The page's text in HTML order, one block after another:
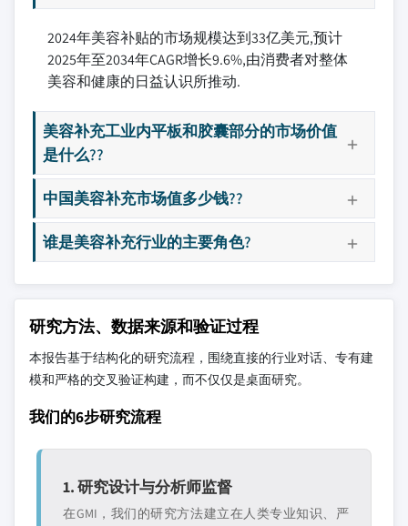
2024年美容补贴的市场规模达到33亿美元,预计
2025年至2034年CAGR增长9.6%,由消费者对整体
美容和健康的日益认识所推动.
美容补充工业内平板和胶囊部分的市场价值
是什么??
中国美容补充市场值多少钱??
谁是美容补充行业的主要角色?
研究方法、数据来源和验证过程
本报告基于结构化的研究流程，围绕直接的行业对话、专有建
模和严格的交叉验证构建，而不仅仅是桌面研究。
我们的6步研究流程
1. 研究设计与分析师监督
在GMI，我们的研究方法建立在人类专业知识、严